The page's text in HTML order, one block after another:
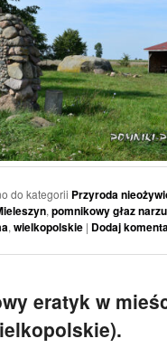
do kategorii Przyroda
,pomnikowy głaz
,wielkopolskie | Dodaj
eratyk w